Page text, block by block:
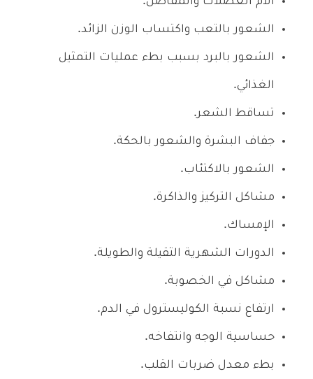
الشعور بالتعب واكتساب الوزن الزائد.
الشعور بالبرد بسبب بطء عمليات التمثيل
الغذائي.
تساقط الشعر.
جفاف البشرة والشعور بالحكة.
الشعور بالاكتئاب.
مشاكل التركيز والذاكرة.
الإمساك.
الدورات الشهرية الثقيلة والطويلة.
مشاكل في الخصوبة.
ارتفاع نسبة الكوليسترول في الدم.
حساسية الوجه وانتفاخه.
بطء معدل ضربات القلب.